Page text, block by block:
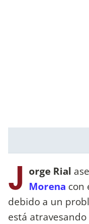
J orge Rial
Morena con
debido a un
está atravesando